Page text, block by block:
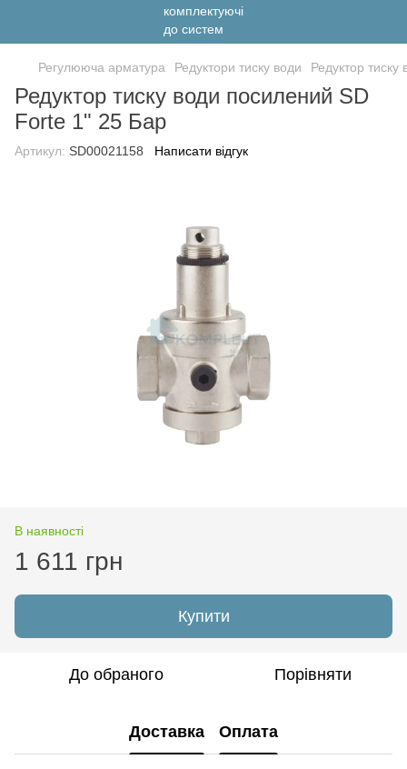
Регулююча арматура Редуктори тиску води Редуктор
Редуктор тиску води посилений SD
Forte 1" 25 Бар
Артикул: SD00021158 Написати відгук
В наявності
1 611 грн
Купити
До обраного Порівняти
Доставка Оплата